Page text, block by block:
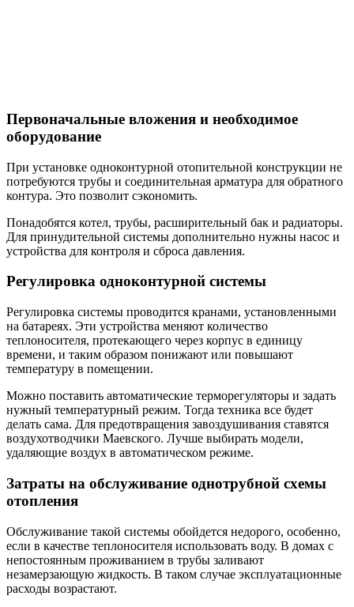
Первоначальные вложения и необходимое
оборудование
При установке одноконтурной отопительной конструкции не
потребуются трубы и соединительная арматура для обратного
контура. Это позволит сэкономить.
Понадобятся котел, трубы, расширительный бак и радиаторы.
Для принудительной системы дополнительно нужны насос и
устройства для контроля и сброса давления.
Регулировка одноконтурной системы
Регулировка системы проводится кранами, установленными
на батареях. Эти устройства меняют количество
теплоносителя, протекающего через корпус в единицу
времени, и таким образом понижают или повышают
температуру в помещении.
Можно поставить автоматические терморегуляторы и задать
нужный температурный режим. Тогда техника все будет
делать сама. Для предотвращения завоздушивания ставятся
воздухотводчики Маевского. Лучше выбирать модели,
удаляющие воздух в автоматическом режиме.
Затраты на обслуживание однотрубной схемы
отопления
Обслуживание такой системы обойдется недорого, особенно,
если в качестве теплоносителя использовать воду. В домах с
непостоянным проживанием в трубы заливают
незамерзающую жидкость. В таком случае эксплуатационные
расходы возрастают.